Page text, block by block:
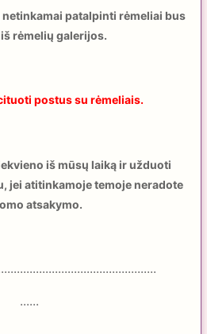
patalpinti rėmeliai bus
rėmelių galerijos.
postus su rėmeliais.
iš mūsų laiką ir užduoti
jei atitinkamoje temoje neradote
atsakymo.
......